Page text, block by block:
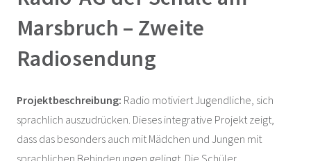
Marsbruch – Zweite
Radiosendung
Projektbeschreibung: Radio motiviert Jugendliche, sich
sprachlich auszudrücken. Dieses integrative Projekt zeigt,
dass das besonders auch mit Mädchen und Jungen mit
sprachlichen Behinderungen gelingt. Die Schüler